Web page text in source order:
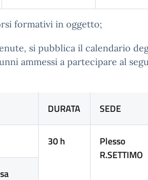
formativi in oggetto;
si pubblica il calendario
ammessi a partecipare al
DURATA SEDE
30 h
Plesso
R.SETTIMO